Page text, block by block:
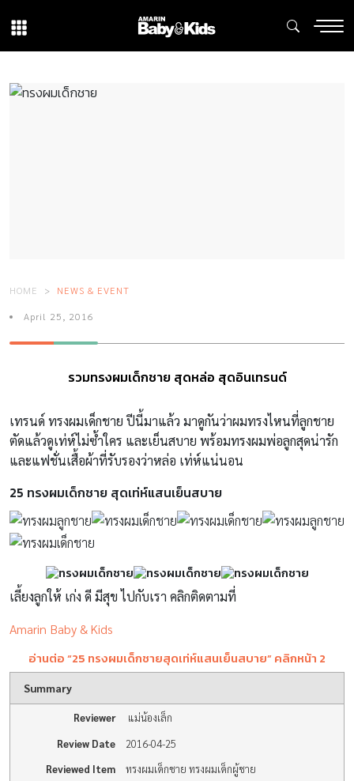
HOME NEWS & EVENT
April 25, 2016
รวมทรงผมเด็กชาย สุดหล่อ สุดอินเทรนด์
เทรนด์ ทรงผมเด็กชาย ปีนี้มาแล้ว มาดูกันว่าผมทรงไหนที่ลูกชาย
ตัดแล้วดูเท่ห์ไม่ซ้ำใคร และเย็นสบาย พร้อมทรงผมพ่อลูกสุดน่ารัก
และแฟชั่นเสื้อผ้าที่รับรองว่าหล่อ เท่ห์แน่นอน
25 ทรงผมเด็กชาย สุดเท่ห์แสนเย็นสบาย
เลี้ยงลูกให้ เก่ง ดี มีสุข ไปกับเรา คลิกติดตามที่
Amarin Baby & Kids
อ่านต่อ “25 ทรงผมเด็กชายสุดเท่ห์แสนเย็นสบาย” คลิกหน้า 2
Summary
Reviewer
แม่น้องเล็ก
Review Date
2016-04-25
Reviewed Item
ทรงผมเด็กชาย ทรงผมเด็กผู้ชาย